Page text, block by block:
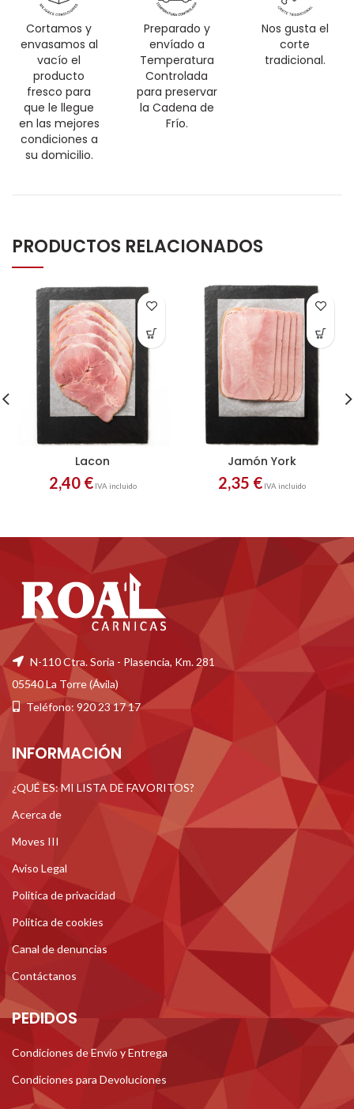
Cortamos y
envasamos al
vacío el
producto
fresco para
que le llegue
en las mejores
condiciones a
su domicilio.
Preparado y
envíado a
Temperatura
Controlada
para preservar
la Cadena de
Frío.
Nos gusta el
corte
tradicional.
PRODUCTOS RELACIONADOS
Lacon
2,40 € IVA incluido
Jamón York
2,35 € IVA incluido
N-110 Ctra. Soria - Plasencia, Km. 281
05540 La Torre (Ávila)
Teléfono: 920 23 17 17
INFORMACIÓN
¿QUÉ ES: MI LISTA DE FAVORITOS?
Acerca de
Moves III
Aviso Legal
Politica de privacidad
Politica de cookies
Canal de denuncias
Contáctanos
PEDIDOS
Condiciones de Envío y Entrega
Condiciones para Devoluciones